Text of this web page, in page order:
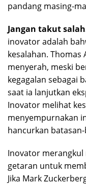
pandang masing-
Jangan takuts
inovator adalah
kesalahan. Thomas
menyerah, meski
kegagalan sebagai
saat ia lanjutkan
Inovator melihat
menyempurnakan
hancurkan
Inovator
getaran untuk
Jika Mark